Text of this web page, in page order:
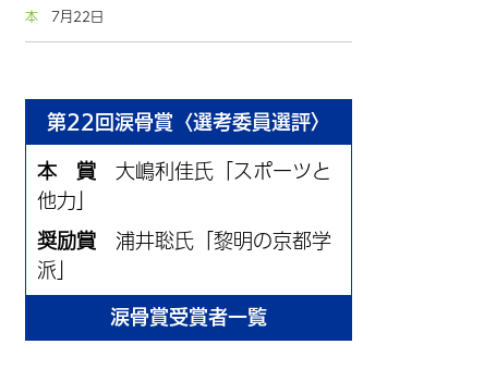
本
7月22日
第22回涙骨賞〈選考委員選評〉
本 賞
大嶋利佳氏「スポーツと
他力」
奨励賞
浦井聡氏「黎明の京都学
派」
涙骨賞受賞者一覧